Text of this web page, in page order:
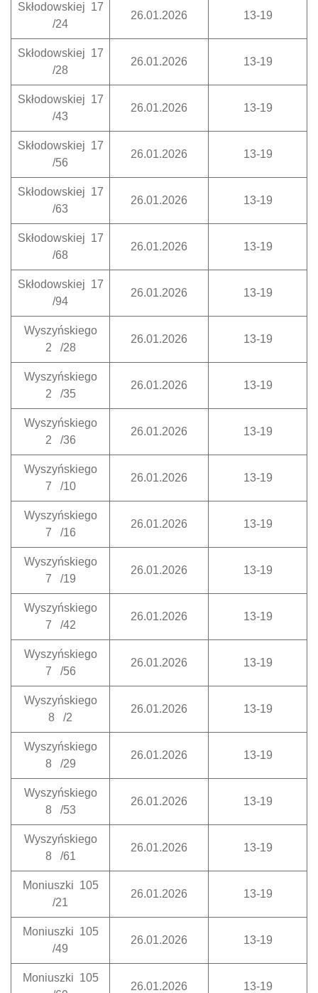
Skłodowskiej 17
/24
26.01.2026 13-19
Skłodowskiej 17
/28
26.01.2026 13-19
Skłodowskiej 17
/43
26.01.2026 13-19
Skłodowskiej 17
/56
26.01.2026 13-19
Skłodowskiej 17
/63
26.01.2026 13-19
Skłodowskiej 17
/68
26.01.2026 13-19
Skłodowskiej 17
/94
26.01.2026 13-19
Wyszyńskiego
2 /28
26.01.2026 13-19
Wyszyńskiego
2 /35
26.01.2026 13-19
Wyszyńskiego
2 /36
26.01.2026 13-19
Wyszyńskiego
7 /10
26.01.2026 13-19
Wyszyńskiego
7 /16
26.01.2026 13-19
Wyszyńskiego
7 /19
26.01.2026 13-19
Wyszyńskiego
7 /42
26.01.2026 13-19
Wyszyńskiego
7 /56
26.01.2026 13-19
Wyszyńskiego
8 /2
26.01.2026 13-19
Wyszyńskiego
8 /29
26.01.2026 13-19
Wyszyńskiego
8 /53
26.01.2026 13-19
Wyszyńskiego
8 /61
26.01.2026 13-19
Moniuszki 105
/21
26.01.2026 13-19
Moniuszki 105
/49
26.01.2026 13-19
Moniuszki 105
26.01.2026 13-19